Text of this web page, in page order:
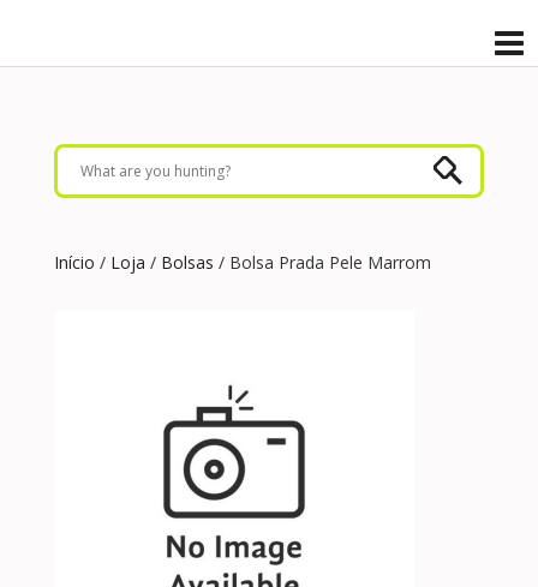
Início / Loja / Bolsas / Bolsa Prada Pele Marrom